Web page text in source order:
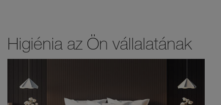
Higiénia az Ön vállalatának